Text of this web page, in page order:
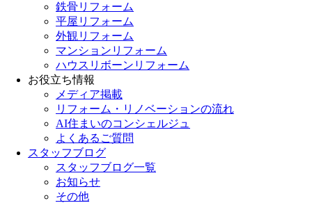
鉄骨リフォーム
平屋リフォーム
外観リフォーム
マンションリフォーム
ハウスリボーンリフォーム
お役立ち情報
メディア掲載
リフォーム・リノベーションの流れ
AI住まいのコンシェルジュ
よくあるご質問
スタッフブログ
スタッフブログ一覧
お知らせ
その他